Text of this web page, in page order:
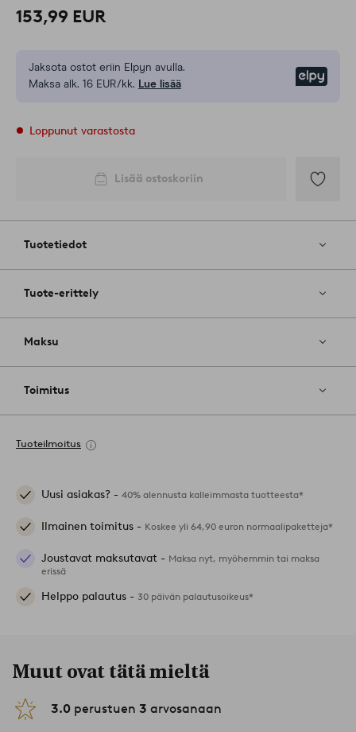
153,99 EUR
Jaksota ostot eriin Elpyn avulla.
Maksa alk. 16 EUR/kk. Lue lisää
Loppunut varastosta
Lisää ostoskoriin
Tuotetiedot
Tuote-erittely
Maksu
Toimitus
Tuoteilmoitus
Uusi asiakas? - 40% alennusta kalleimmasta tuotteesta*
Ilmainen toimitus - Koskee yli 64,90 euron normaalipaketteja*
Joustavat maksutavat - Maksa nyt, myöhemmin tai maksa
erissä
Helppo palautus - 30 päivän palautusoikeus*
Muut ovat tätä mieltä
3.0 perustuen 3 arvosanaan